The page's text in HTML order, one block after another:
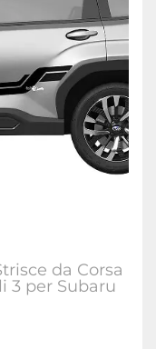
da Corsa
3 per Subaru